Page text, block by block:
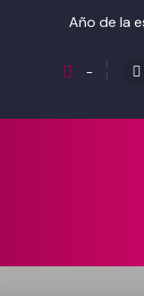
Año de la
-